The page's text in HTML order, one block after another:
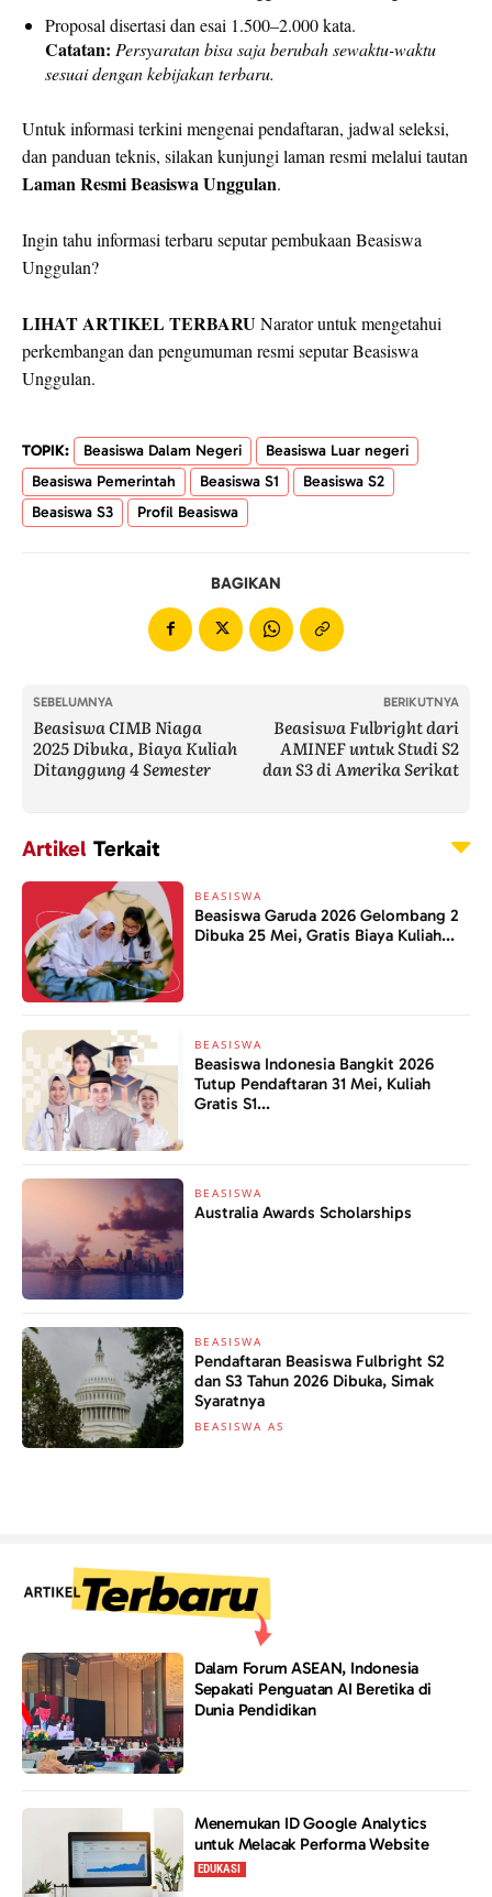
Proposal disertasi dan esai 1.500–2.000 kata.
Catatan: Persyaratan bisa saja berubah sewaktu-waktu
sesuai dengan kebijakan terbaru.
Untuk informasi terkini mengenai pendaftaran, jadwal seleksi,
dan panduan teknis, silakan kunjungi laman resmi melalui tautan
Laman Resmi Beasiswa Unggulan.
Ingin tahu informasi terbaru seputar pembukaan Beasiswa
Unggulan?
LIHAT ARTIKEL TERBARUNarator untuk mengetahui
perkembangan dan pengumuman resmi seputar Beasiswa
Unggulan.
TOPIK: Beasiswa Dalam Negeri
Beasiswa Luar negeri
Beasiswa Pemerintah
Beasiswa S1
Beasiswa S2
Beasiswa S3
Profil Beasiswa
BAGIKAN
SEBELUMNYA
Beasiswa CIMB Niaga
2025 Dibuka, Biaya Kuliah
Ditanggung 4 Semester
BERIKUTNYA
Beasiswa Fulbright dari
AMINEF untuk Studi S2
dan S3 di Amerika Serikat
Artikel Terkait
BEASISWA
Beasiswa Garuda 2026 Gelombang 2
Dibuka 25 Mei, Gratis Biaya Kuliah...
BEASISWA
Beasiswa Indonesia Bangkit 2026
Tutup Pendaftaran 31 Mei, Kuliah
Gratis S1...
BEASISWA
Australia Awards Scholarships
BEASISWA
Pendaftaran Beasiswa Fulbright S2
dan S3 Tahun 2026 Dibuka, Simak
Syaratnya
BEASISWA AS
Dalam Forum ASEAN, Indonesia
Sepakati Penguatan AI Beretika di
Dunia Pendidikan
Menemukan ID Google Analytics
untuk Melacak Performa Website
EDUKASI